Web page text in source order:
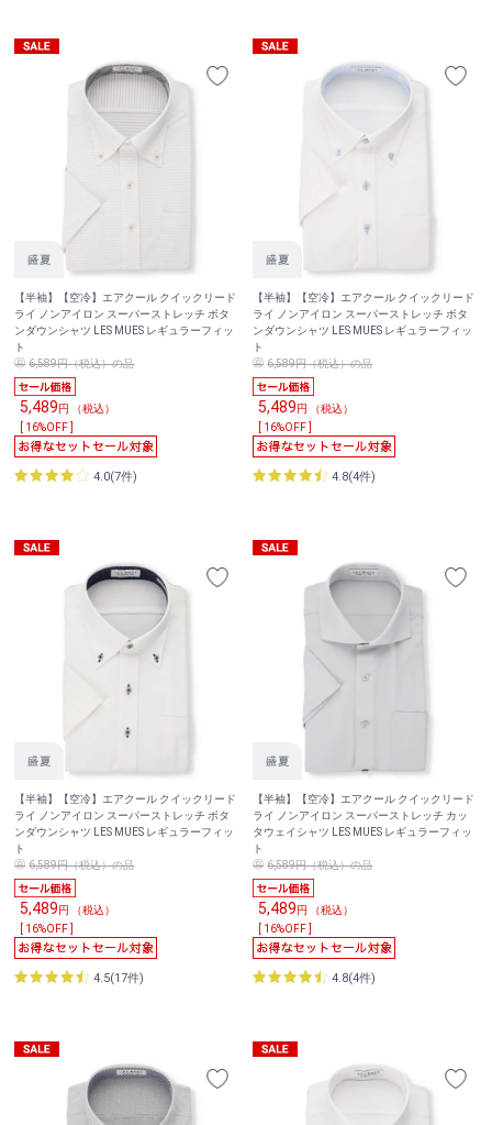
【半袖】【空冷】エアクール クイックリード
ライ ノンアイロン スーパーストレッチ ボタ
ンダウンシャツ LES MUES レギュラーフィッ
ト
6,589円（税込）の品
5,489円 （税込）
[ 16%OFF ]
4.0(7件)
【半袖】【空冷】エアクール クイックリード
ライ ノンアイロン スーパーストレッチ ボタ
ンダウンシャツ LES MUES レギュラーフィッ
ト
6,589円（税込）の品
5,489円 （税込）
[ 16%OFF ]
4.8(4件)
【半袖】【空冷】エアクール クイックリード
ライ ノンアイロン スーパーストレッチ ボタ
ンダウンシャツ LES MUES レギュラーフィッ
ト
6,589円（税込）の品
5,489円 （税込）
[ 16%OFF ]
4.5(17件)
【半袖】【空冷】エアクール クイックリード
ライ ノンアイロン スーパーストレッチ カッ
タウェイシャツ LES MUES レギュラーフィッ
ト
6,589円（税込）の品
5,489円 （税込）
[ 16%OFF ]
4.8(4件)